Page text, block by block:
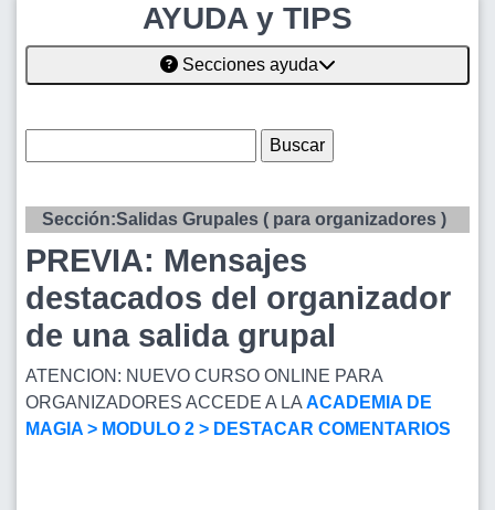
AYUDA y TIPS
Secciones ayuda
Sección:Salidas Grupales ( para organizadores )
PREVIA: Mensajes
destacados del organizador
de una salida grupal
ATENCION: NUEVO CURSO ONLINE PARA
ORGANIZADORES ACCEDE A LA ACADEMIA DE
MAGIA > MODULO 2 > DESTACAR COMENTARIOS